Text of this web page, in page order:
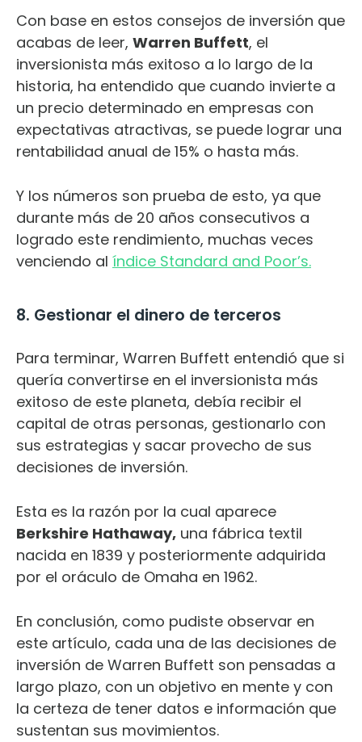
Con base en estos consejos de inversión que
acabas de leer, Warren Buffett, el
inversionista más exitoso a lo largo de la
historia, ha entendido que cuando invierte a
un precio determinado en empresas con
expectativas atractivas, se puede lograr una
rentabilidad anual de 15% o hasta más.
Y los números son prueba de esto, ya que
durante más de 20 años consecutivos a
logrado este rendimiento, muchas veces
venciendo al índice Standard and Poor’s.
8. Gestionar el dinero de terceros
Para terminar, Warren Buffett entendió que si
quería convertirse en el inversionista más
exitoso de este planeta, debía recibir el
capital de otras personas, gestionarlo con
sus estrategias y sacar provecho de sus
decisiones de inversión.
Esta es la razón por la cual aparece
Berkshire Hathaway, una fábrica textil
nacida en 1839 y posteriormente adquirida
por el oráculo de Omaha en 1962.
En conclusión, como pudiste observar en
este artículo, cada una de las decisiones de
inversión de Warren Buffett son pensadas a
largo plazo, con un objetivo en mente y con
la certeza de tener datos e información que
sustentan sus movimientos.